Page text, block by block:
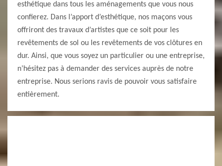
esthétique dans tous les aménagements que vous nous
confierez. Dans l’apport d’esthétique, nos maçons vous
offriront des travaux d’artistes que ce soit pour les
revêtements de sol ou les revêtements de vos clôtures en
dur. Ainsi, que vous soyez un particulier ou une entreprise,
n’hésitez pas à demander des services auprès de notre
entreprise. Nous serions ravis de pouvoir vous satisfaire
entièrement.